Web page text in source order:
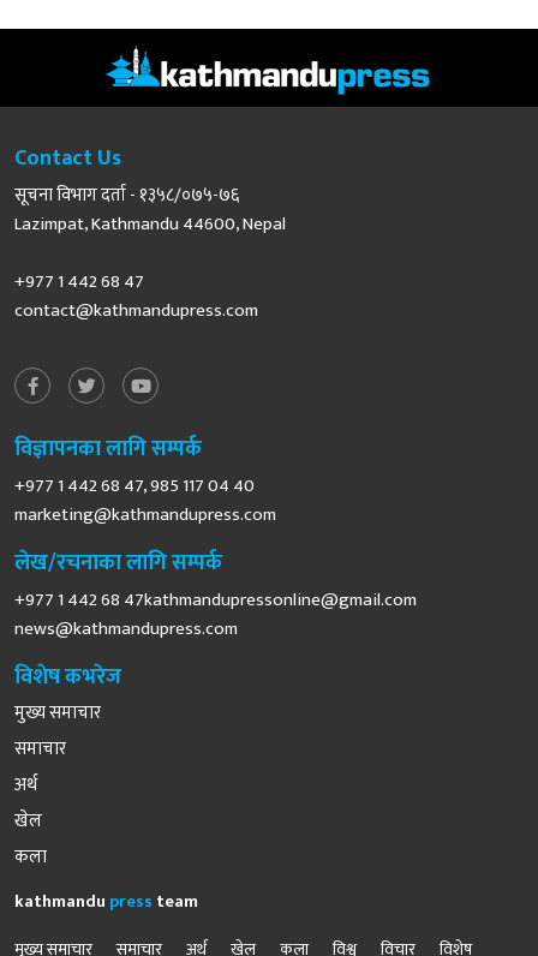
Contact Us
सूचना विभाग दर्ता - १३५८/०७५-७६
Lazimpat, Kathmandu 44600, Nepal
+977 1 442 68 47
contact@kathmandupress.com
विज्ञापनका लागि सम्पर्क
+977 1 442 68 47, 985 117 04 40
marketing@kathmandupress.com
लेख/रचनाका लागि सम्पर्क
+977 1 442 68 47kathmandupressonline@gmail.com
news@kathmandupress.com
विशेष कभरेज
मुख्य समाचार
समाचार
अर्थ
खेल
कला
kathmandu press team
मुख्य समाचार
समाचार अर्थ खेल कला विश्व विचार विशेष